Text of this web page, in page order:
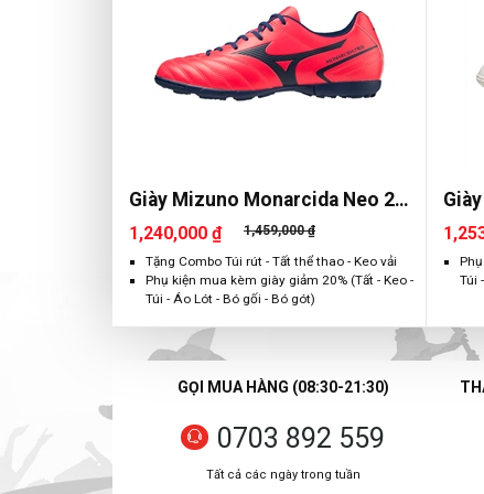
Giày Mizuno Monarcida Neo 2
Select AS
1,240,000 ₫
1,459,000 ₫
Tặng Combo Túi rút - Tất thể thao - Keo vải
Phụ kiện mua kèm giày giảm 20% (Tất - Keo -
Túi - Áo Lót - Bó gối - Bó gót)
Túi
GỌI MUA HÀNG (08:30-21:30)
0703 892 559
Tất cả các ngày trong tuần